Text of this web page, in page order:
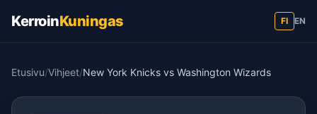
KerroinKuningas FI EN
Etusivu/Vihjeet/New York Knicks vs Washington Wizards